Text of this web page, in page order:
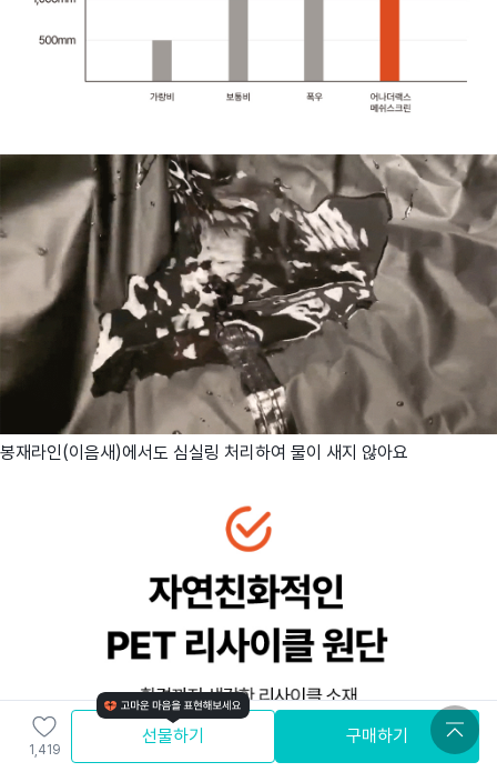
봉재라인(이음새)에서도 심실링 처리하여 물이 새지 않아요
1,419
선물하기 구매하기